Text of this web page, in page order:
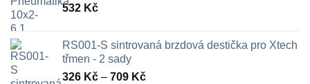
532 Kč
RS001-S sintrovaná brzdová destička pro Xtech
třmen - 2 sady
326 Kč – 709 KčRozpětí